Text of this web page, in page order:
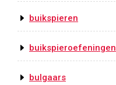
buikspieren
buikspieroefeningen
bulgaars